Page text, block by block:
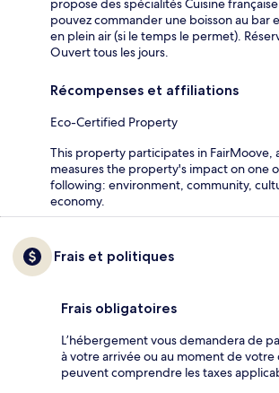
propose des spécialités Cuisine
pouvez commander une boisson au bar
en plein air (si le temps le permet).
Ouvert tous les jours.
Récompenses et affiliations
Eco-Certified Property
This property participates in FairMoove,
measures the property's impact on one
following: environment, community,
economy.
Frais et politiques
Frais obligatoires
L’hébergement vous demandera de
à votre arrivée ou au moment de votre
peuvent comprendre les taxes